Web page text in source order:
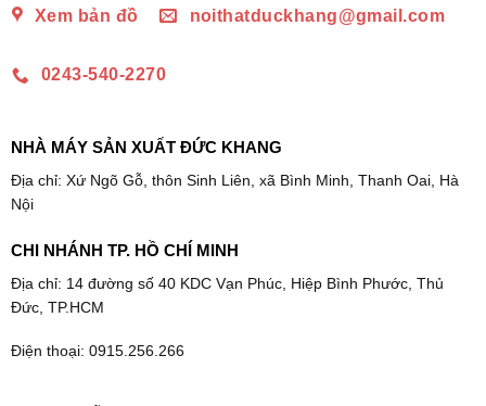
Xem bản đồ
noithatduckhang@gmail.com
0243-540-2270
NHÀ MÁY SẢN XUẤT ĐỨC KHANG
Địa chỉ: Xứ Ngõ Gỗ, thôn Sinh Liên, xã Bình Minh, Thanh Oai, Hà
Nội
CHI NHÁNH TP. HỒ CHÍ MINH
Địa chỉ: 14 đường số 40 KDC Vạn Phúc, Hiệp Bình Phước, Thủ
Đức, TP.HCM
Điện thoại: 0915.256.266